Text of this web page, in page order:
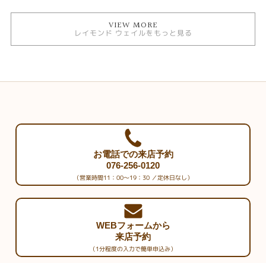
VIEW MORE
レイモンド ウェイルをもっと見る
お電話での来店予約
076-256-0120
（営業時間11：00～19：30 ／定休日なし）
WEBフォームから
来店予約
（1分程度の入力で簡単申込み）